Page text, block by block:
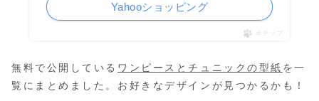
Yahooショッピング
ポチップ
無料で公開している ワンピースとチュニックの型紙 を一
覧にまとめました。お好きなデザインが見つかるかも！